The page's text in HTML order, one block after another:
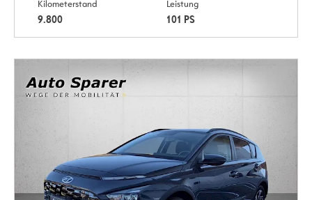
Kilometerstand
9.800
Leistung
101 PS